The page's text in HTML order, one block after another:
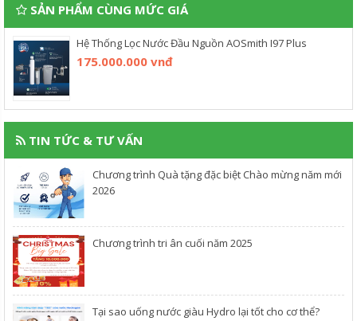
SẢN PHẨM CÙNG MỨC GIÁ
Hệ Thống Lọc Nước Đầu Nguồn AOSmith I97 Plus
175.000.000 vnđ
TIN TỨC & TƯ VẤN
Chương trình Quà tặng đặc biệt Chào mừng năm mới
2026
Chương trình tri ân cuối năm 2025
​Tại sao uống nước giàu Hydro lại tốt cho cơ thể?